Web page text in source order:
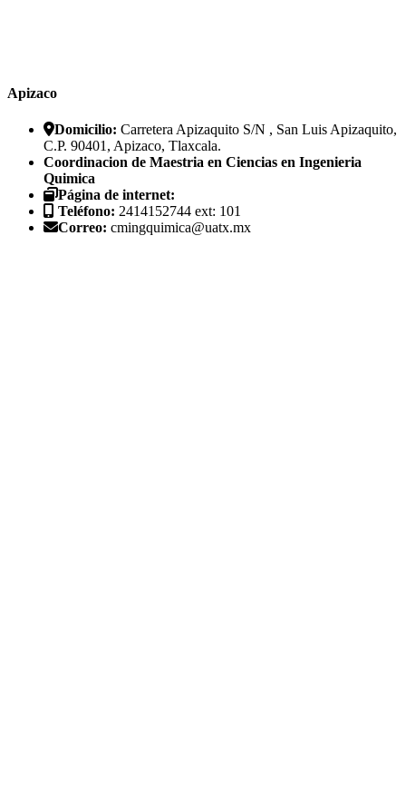
Apizaco
Domicilio: Carretera Apizaquito S/N , San Luis Apizaquito,
C.P. 90401, Apizaco, Tlaxcala.
Coordinacion de Maestria en Ciencias en Ingenieria
Quimica
Página de internet:
Teléfono: 2414152744 ext: 101
Correo: cmingquimica@uatx.mx